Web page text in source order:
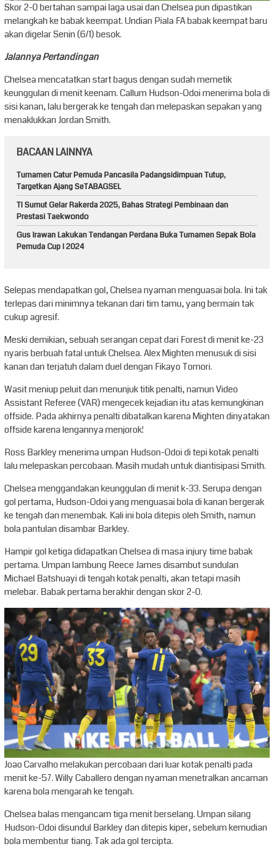
Skor 2-0 bertahan sampai laga usai dan Chelsea pun dipastikan
melangkah ke babak keempat. Undian Piala FA babak keempat baru
akan digelar Senin (6/1) besok.
Jalannya Pertandingan
Chelsea mencatatkan start bagus dengan sudah memetik
keunggulan di menit keenam. Callum Hudson-Odoi menerima bola di
sisi kanan, lalu bergerak ke tengah dan melepaskan sepakan yang
menaklukkan Jordan Smith.
BACAAN LAINNYA
Turnamen Catur Pemuda Pancasila Padangsidimpuan Tutup,
Targetkan Ajang SeTABAGSEL
TI Sumut Gelar Rakerda 2025, Bahas Strategi Pembinaan dan
Prestasi Taekwondo
Gus Irawan Lakukan Tendangan Perdana Buka Turnamen Sepak Bola
Pemuda Cup I 2024
Selepas mendapatkan gol, Chelsea nyaman menguasai bola. Ini tak
terlepas dari minimnya tekanan dari tim tamu, yang bermain tak
cukup agresif.
Meski demikian, sebuah serangan cepat dari Forest di menit ke-23
nyaris berbuah fatal untuk Chelsea. Alex Mighten menusuk di sisi
kanan dan terjatuh dalam duel dengan Fikayo Tomori.
Wasit meniup peluit dan menunjuk titik penalti, namun Video
Assistant Referee (VAR) mengecek kejadian itu atas kemungkinan
offside. Pada akhirnya penalti dibatalkan karena Mighten dinyatakan
offside karena lengannya menjorok!
Ross Barkley menerima umpan Hudson-Odoi di tepi kotak penalti
lalu melepaskan percobaan. Masih mudah untuk diantisipasi Smith.
Chelsea menggandakan keunggulan di menit k-33. Serupa dengan
gol pertama, Hudson-Odoi yang menguasai bola di kanan bergerak
ke tengah dan menembak. Kali ini bola ditepis oleh Smith, namun
bola pantulan disambar Barkley.
Hampir gol ketiga didapatkan Chelsea di masa injury time babak
pertama. Umpan lambung Reece James disambut sundulan
Michael Batshuayi di tengah kotak penalti, akan tetapi masih
melebar. Babak pertama berakhir dengan skor 2-0.
Joao Carvalho melakukan percobaan dari luar kotak penalti pada
menit ke-57. Willy Caballero dengan nyaman menetralkan ancaman
karena bola mengarah ke tengah.
Chelsea balas mengancam tiga menit berselang. Umpan silang
Hudson-Odoi disundul Barkley dan ditepis kiper, sebelum kemudian
bola membentur tiang. Tak ada gol tercipta.